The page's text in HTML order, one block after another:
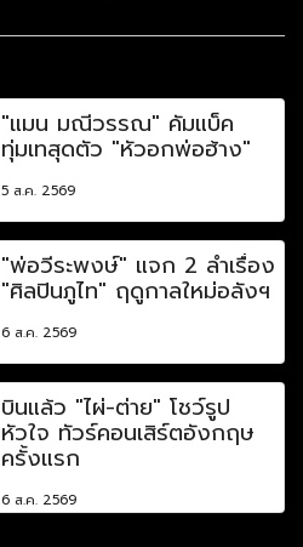
"แมน มณีวรรณ" คัมแบ็ค
ทุ่มเทสุดตัว "หัวอกพ่อฮ้าง"
5 ส.ค. 2569
"พ่อวีระพงษ์" แจก 2 ลำเรื่อง
"ศิลปินภูไท" ฤดูกาลใหม่อลังฯ
6 ส.ค. 2569
บินแล้ว "ไผ่-ต่าย" โชว์รูป
หัวใจ ทัวร์คอนเสิร์ตอังกฤษ
ครั้งแรก
6 ส.ค. 2569